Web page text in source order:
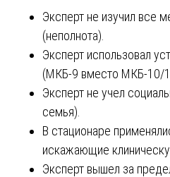
Эксперт не изучил все
(неполнота).
Эксперт использовал
(МКБ-9 вместо МКБ-10/
Эксперт не учел
семья).
В стационаре
искажающие
Эксперт вышел за